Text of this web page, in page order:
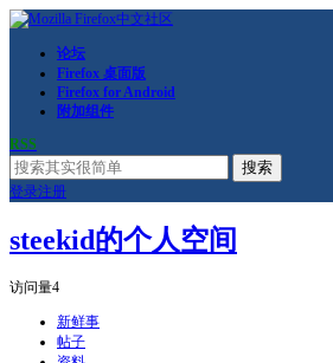
论坛
Firefox 桌面版
Firefox for Android
附加组件
RSS
搜索
登录注册
steekid的个人空间
访问量4
新鲜事
帖子